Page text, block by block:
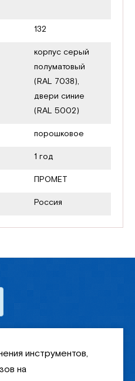
132
корпус серый
полуматовый
(RAL 7038),
двери синие
(RAL 5002)
порошковое
1 год
ПРОМЕТ
Россия
инструментов,
на